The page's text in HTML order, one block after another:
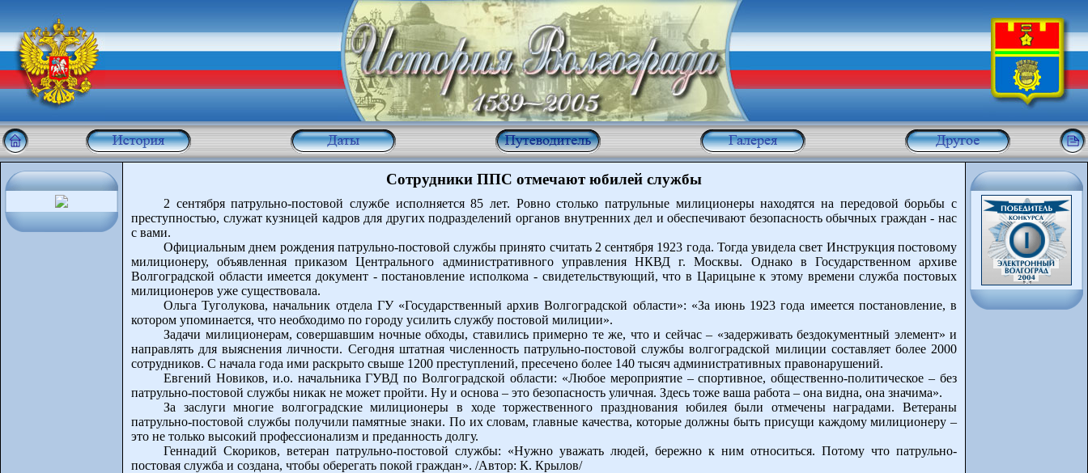
Сотрудники ППС отмечают юбилей службы
2 сентября патрульно-постовой службе исполняется 85 лет. Ровно столько патрульные милиционеры находятся на передовой борьбы с
преступностью, служат кузницей кадров для других подразделений органов внутренних дел и обеспечивают безопасность обычных граждан - нас
с вами.
Официальным днем рождения патрульно-постовой службы принято считать 2 сентября 1923 года. Тогда увидела свет Инструкция постовому
милиционеру, объявленная приказом Центрального административного управления НКВД г. Москвы. Однако в Государственном архиве
Волгоградской области имеется документ - постановление исполкома - свидетельствующий, что в Царицыне к этому времени служба постовых
милиционеров уже существовала.
Ольга Туголукова, начальник отдела ГУ «Государственный архив Волгоградской области»: «За июнь 1923 года имеется постановление, в
котором упоминается, что необходимо по городу усилить службу постовой милиции».
Задачи милиционерам, совершавшим ночные обходы, ставились примерно те же, что и сейчас – «задерживать бездокументный элемент» и
направлять для выяснения личности. Сегодня штатная численность патрульно-постовой службы волгоградской милиции составляет более 2000
сотрудников. С начала года ими раскрыто свыше 1200 преступлений, пресечено более 140 тысяч административных правонарушений.
Евгений Новиков, и.о. начальника ГУВД по Волгоградской области: «Любое мероприятие – спортивное, общественно-политическое – без
патрульно-постовой службы никак не может пройти. Ну и основа – это безопасность уличная. Здесь тоже ваша работа – она видна, она значима».
За заслуги многие волгоградские милиционеры в ходе торжественного празднования юбилея были отмечены наградами. Ветераны
патрульно-постовой службы получили памятные знаки. По их словам, главные качества, которые должны быть присущи каждому милиционеру –
это не только высокий профессионализм и преданность долгу.
Геннадий Скориков, ветеран патрульно-постовой службы: «Нужно уважать людей, бережно к ним относиться. Потому что патрульно-
постовая служба и создана, чтобы оберегать покой граждан». /Автор: К. Крылов/